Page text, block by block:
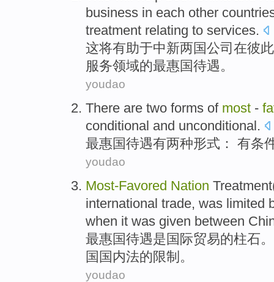
business in each other
treatment relating to services.
这将有助于中新两国公司 在彼此
服务领域的最惠国待遇。
youdao
There are two forms of most -
conditional and unconditional.
最惠国待遇有两种形式 ： 有条
youdao
Most-Favored Nation Treatment
international trade, was limited
when it was given between
最惠国待遇是 国际贸易的柱石
国 国内法的 限制 。
youdao